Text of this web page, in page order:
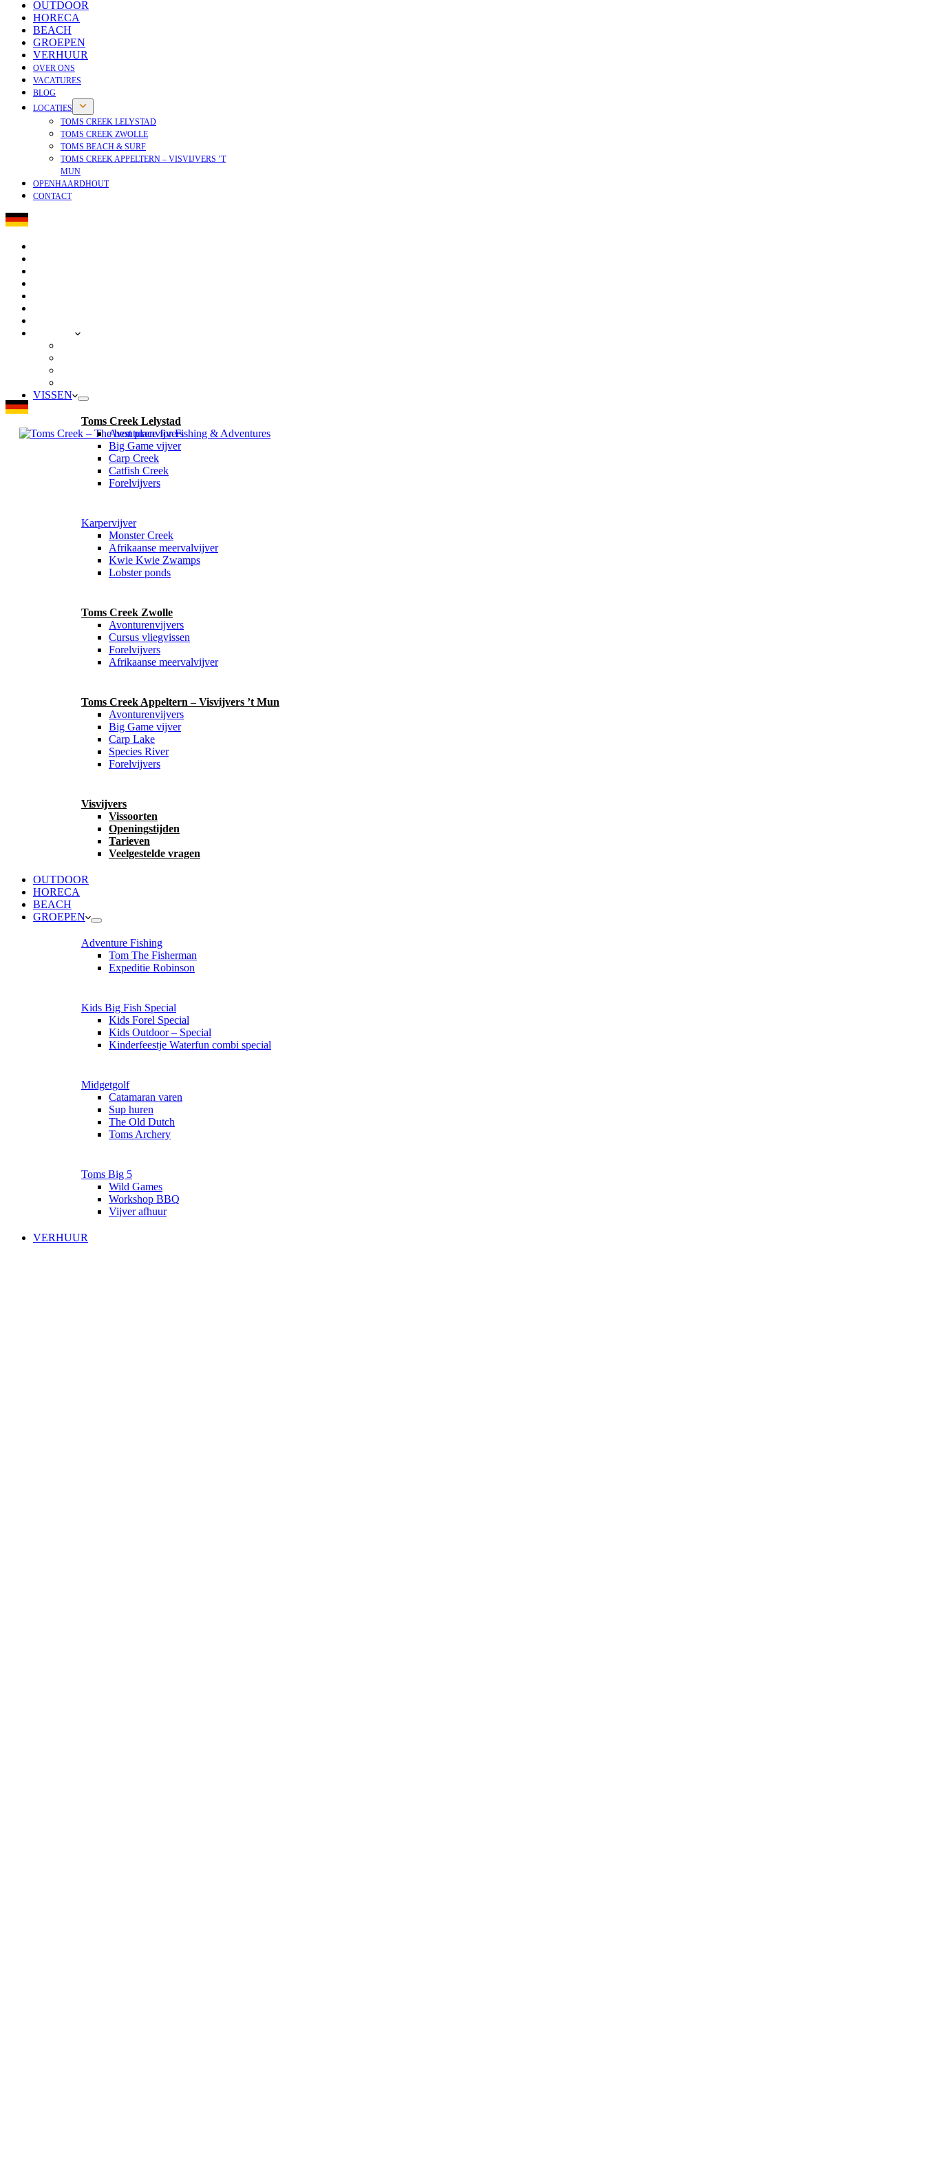
OUTDOOR
HORECA
BEACH
GROEPEN
VERHUUR
OVER ONS
VACATURES
BLOG
LOCATIES
TOMS CREEK LELYSTAD
TOMS CREEK ZWOLLE
TOMS BEACH & SURF
TOMS CREEK APPELTERN – VISVIJVERS ’T
MUN
OPENHAARDHOUT
CONTACT
VISSEN
Toms Creek Lelystad
Avonturenvijvers
Big Game vijver
Carp Creek
Catfish Creek
Forelvijvers
Karpervijver
Monster Creek
Afrikaanse meervalvijver
Kwie Kwie Zwamps
Lobster ponds
Toms Creek Zwolle
Avonturenvijvers
Cursus vliegvissen
Forelvijvers
Afrikaanse meervalvijver
Toms Creek Appeltern – Visvijvers ’t Mun
Avonturenvijvers
Big Game vijver
Carp Lake
Species River
Forelvijvers
Visvijvers
Vissoorten
Openingstijden
Tarieven
Veelgestelde vragen
OUTDOOR
HORECA
BEACH
GROEPEN
Adventure Fishing
Tom The Fisherman
Expeditie Robinson
Kids Big Fish Special
Kids Forel Special
Kids Outdoor – Special
Kinderfeestje Waterfun combi special
Midgetgolf
Catamaran varen
Sup huren
The Old Dutch
Toms Archery
Toms Big 5
Wild Games
Workshop BBQ
Vijver afhuur
VERHUUR